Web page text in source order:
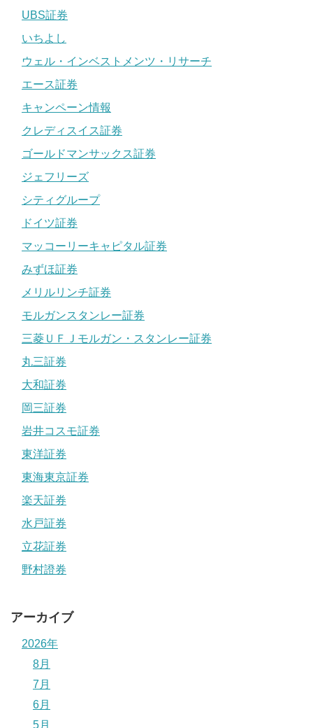
UBS証券
いちよし
ウェル・インベストメンツ・リサーチ
エース証券
キャンペーン情報
クレディスイス証券
ゴールドマンサックス証券
ジェフリーズ
シティグループ
ドイツ証券
マッコーリーキャピタル証券
みずほ証券
メリルリンチ証券
モルガンスタンレー証券
三菱ＵＦＪモルガン・スタンレー証券
丸三証券
大和証券
岡三証券
岩井コスモ証券
東洋証券
東海東京証券
楽天証券
水戸証券
立花証券
野村證券
アーカイブ
2026年
8月
7月
6月
5月